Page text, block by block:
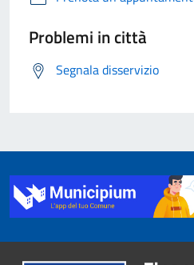
Problemi in città
Segnala disservizio